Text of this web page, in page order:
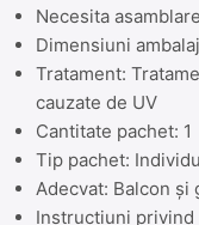
Necesita
Dimensiuni
Tratament:
cauzate de UV
Cantitate pachet: 1
Tip pachet:
Adecvat: Balcon şi
Instructiuni privind